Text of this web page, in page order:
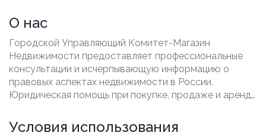
рациональному управлению расходами на
коммунальные услуги.
О нас
Городской Управляющий Комитет-Магазин
Недвижимости предоставляет профессиональные
консультации и исчерпывающую информацию о
правовых аспектах недвижимости в России.
Юридическая помощь при покупке, продаже и аренде
Условия использования